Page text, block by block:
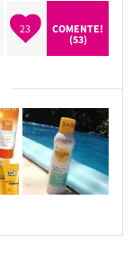
23
COMENTE!
(53)